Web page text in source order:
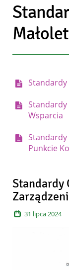
Menu
Standardy
Standardy
Wsparcia
Standardy
Punkcie
Artykuły
Standardy
31 lipca2024